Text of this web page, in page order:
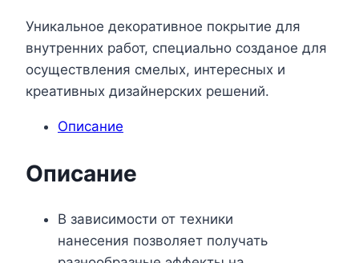
Уникальное декоративное покрытие для
внутренних работ, специально созданое для
осуществления смелых, интересных и
креативных дизайнерских решений.
Описание
Описание
В зависимости от техники
нанесения позволяет получать